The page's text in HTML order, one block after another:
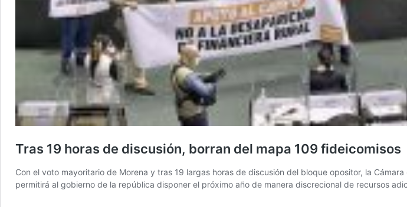
Tras 19 horas de discusión, borran del mapa 109 fideicomisos
Con el voto mayoritario de Morena y tras 19 largas horas de discusión del bloque opositor, la
permitirá al gobierno de la república disponer el próximo año de manera discrecional de recursos